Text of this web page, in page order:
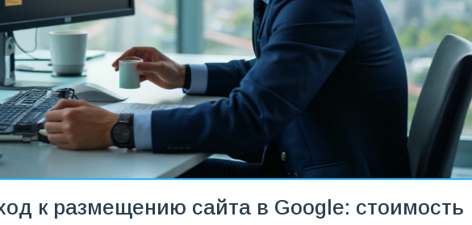
к размещению сайта в Google: стоимость